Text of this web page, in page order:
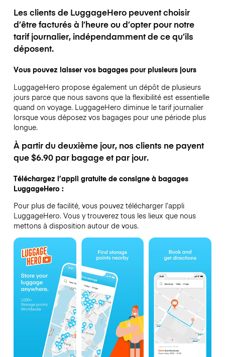
Les clients de LuggageHero peuvent choisir
d’être facturés à l’heure ou d’opter pour notre
tarif journalier, indépendamment de ce qu’ils
déposent.
Vous pouvez laisser vos bagages pour plusieurs jours
LuggageHero propose également un dépôt de plusieurs
jours parce que nous savons que la flexibilité est essentielle
quand on voyage. LuggageHero diminue le tarif journalier
lorsque vous déposez vos bagages pour une période plus
longue.
À partir du deuxième jour, nos clients ne payent
que $6.90 par bagage et par jour.
Téléchargez l’appli gratuite de consigne à bagages
LuggageHero :
Pour plus de facilité, vous pouvez télécharger l’appli
LuggageHero. Vous y trouverez tous les lieux que nous
mettons à disposition autour de vous.